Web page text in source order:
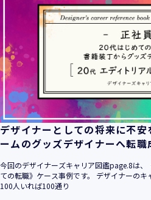
当社は個人情報の漏えい、滅失
は、合理的な安全対策を講じて
し、継続的に向上させていきま
かに是正措置を講じます。
当社は個人情報取扱いに関する
速かつ誠実に対応致します。
個人情報保護マネジメントシス
の変化と実情を踏まえ、適時・
をはかっていきます。
個人情報保護方針に関するお問
情・相談窓口
株式会社 ユウクリ 個人情報
〒151-0073 東京都渋谷区笹塚1-
ル 7F
デザイナーとしての将来に不
ームのグッズデザイナーへ転
今回のデザイナーズキャリア図鑑page.8は
ての転職》ケース事例です。 デザイナーのキ
100人いれば100通り